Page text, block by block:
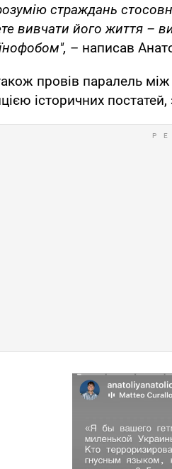
страждань
вивчати його життя –
– написав
провів паралель
історичних